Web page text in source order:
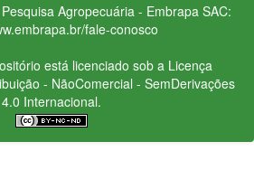
Agropecuária - Embrapa SAC:
fale-conosco
está licenciado sob a Licença
- NãoComercial - SemDerivações
4.0 Internacional.